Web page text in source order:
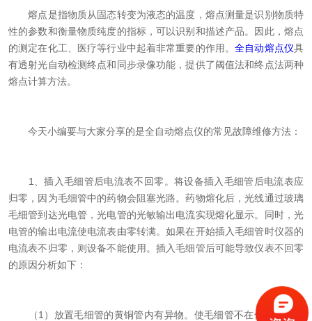
熔点是指物质从固态转变为液态的温度，熔点测量是识别物质特
性的参数和衡量物质纯度的指标，可以识别和描述产品。因此，熔点
的测定在化工、医疗等行业中起着非常重要的作用。全自动熔点仪具
有透射光自动检测终点和同步录像功能，提供了阈值法和终点法两种
熔点计算方法。
今天小编要与大家分享的是全自动熔点仪的常见故障维修方法：
1、插入毛细管后电流表不回零。将设备插入毛细管后电流表应
归零，因为毛细管中的药物会阻塞光路。药物熔化后，光线通过玻璃
毛细管到达光电管，光电管的光敏输出电流实现熔化显示。同时，光
电管的输出电流使电流表由零转满。如果在开始插入毛细管时仪器的
电流表不归零，则设备不能使用。插入毛细管后可能导致仪表不回零
的原因分析如下：
（1）放置毛细管的黄铜管内有异物。使毛细管不在位。用细铜